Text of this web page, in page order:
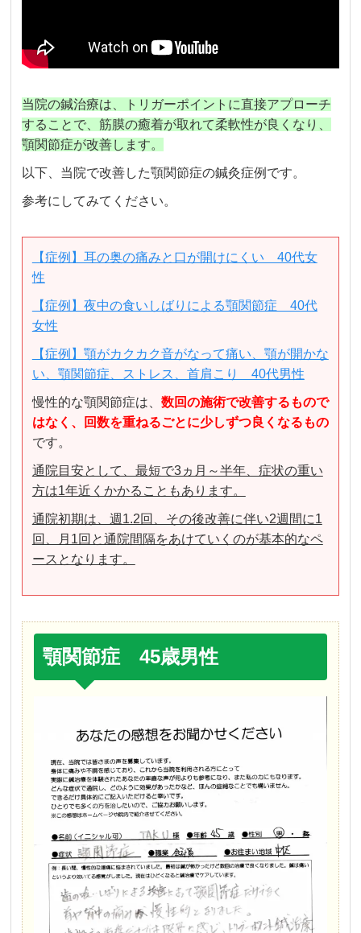
当院の鍼治療は、トリガーポイントに直接アプローチ
することで、筋膜の癒着が取れて柔軟性が良くなり、
顎関節症が改善します。
以下、当院で改善した顎関節症の鍼灸症例です。
参考にしてみてください。
【症例】耳の奥の痛みと口が開けにくい 40代女
性
【症例】夜中の食いしばりによる顎関節症 40代
女性
【症例】顎がカクカク音がなって痛い、顎が開かな
い、顎関節症、ストレス、首肩こり 40代男性
慢性的な顎関節症は、 数回の施術で改善するもので
はなく、回数を重ねるごとに少しずつ良くなるもの
です。
通院目安として、最短で3ヵ月～半年、症状の重い
方は1年近くかかることもあります。
通院初期は、週1.2回、その後改善に伴い2週間に1
回、月1回と通院間隔をあけていくのが基本的なペ
ースとなります。
顎関節症 45歳男性